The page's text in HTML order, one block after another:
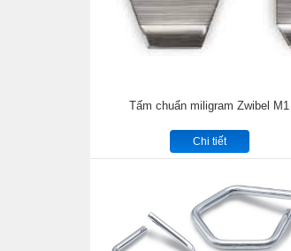
Tấm chuẩn miligram Zwibel M1
Chi tiết